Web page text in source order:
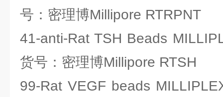
号：密理博Millipore RTRPNT
41-anti-Rat TSH Beads
货号：密理博Millipore RTSH
99-Rat VEGF beads